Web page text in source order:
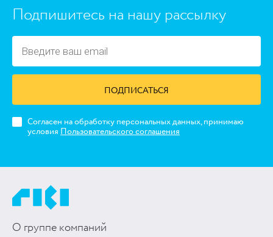
Подпишитесь на нашу рассылку
ПОДПИСАТЬСЯ
Согласен на обработку персональных данных, принимаю
условия Пользовательского соглашения
О группе компаний